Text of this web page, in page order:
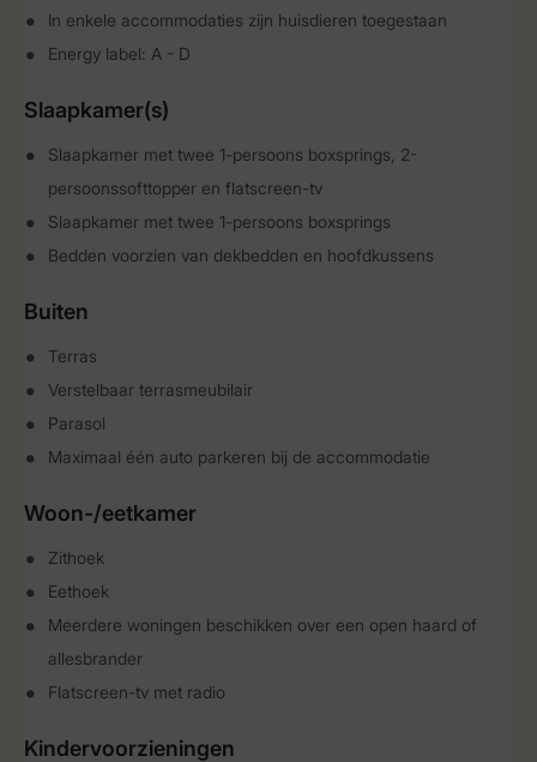
In enkele accommodaties zijn huisdieren toegestaan
Energy label: A - D
Slaapkamer(s)
Slaapkamer met twee 1-persoons boxsprings, 2-
persoonssofttopper en flatscreen-tv
Slaapkamer met twee 1-persoons boxsprings
Bedden voorzien van dekbedden en hoofdkussens
Buiten
Terras
Verstelbaar terrasmeubilair
Parasol
Maximaal één auto parkeren bij de accommodatie
Woon-/eetkamer
Zithoek
Eethoek
Meerdere woningen beschikken over een open haard of
allesbrander
Flatscreen-tv met radio
Kindervoorzieningen